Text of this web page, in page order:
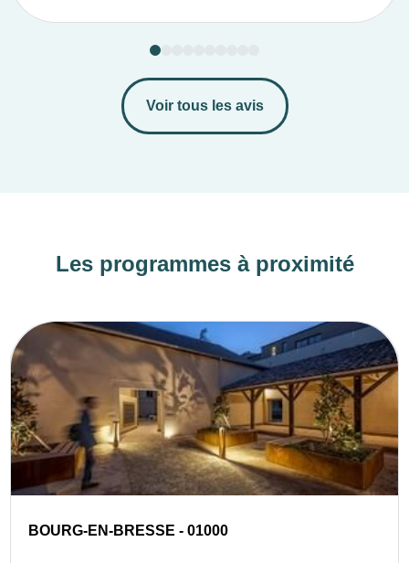
Voir tous les avis
Les programmes à proximité
BOURG-EN-BRESSE - 01000